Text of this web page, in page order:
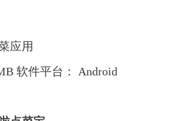
应用
软件平台： Android